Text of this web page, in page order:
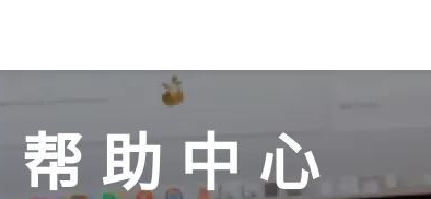
帮助中心